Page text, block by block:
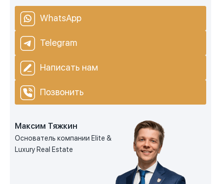
WhatsApp
Telegram
Написать нам
Позвонить
Максим Тяжкин
Основатель компании Elite &
Luxury Real Estate